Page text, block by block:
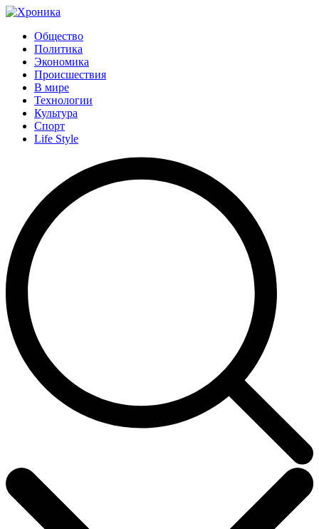
Общество
Политика
Экономика
Происшествия
В мире
Технологии
Культура
Спорт
Life Style